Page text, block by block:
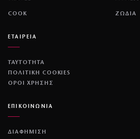
COOK ΖΩΔΙΑ
ΕΤΑΙΡΕΙΑ
ΤΑΥΤΟΤΗΤΑ
ΠΟΛΙΤΙΚΉ COOKIES
ΌΡΟΙ ΧΡΉΣΗΣ
ΕΠΙΚΟΙΝΩΝΙΑ
ΔΙΑΦΗΜΙΣΗ